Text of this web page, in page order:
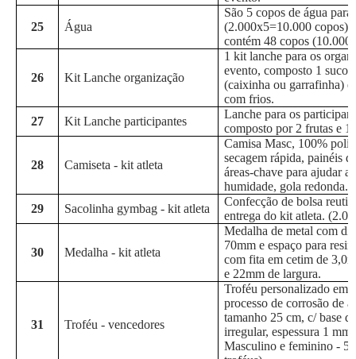
25 Água
São 5 copos de água para
(2.000x5=10.000 copos).
contém 48 copos
26 Kit Lanche organização
1 kit lanche para os
evento, composto 1 suco
(caixinha ou garrafinha) e
com frios.
27
Kit Lanche participantes
Lanche para os
composto por 2 frutas e 1
28 Camiseta - kit atleta
Camisa Masc, 100%
secagem rápida, painéis
áreas-chave para ajudar a
humidade, gola redonda.
29
Sacolinha gymbag - kit atleta
Confecção de bolsa
entrega do kit atleta.
30 Medalha - kit atleta
Medalha de metal com
70mm e espaço para
com fita em cetim de
e 22mm de largura.
31 Troféu - vencedores
Troféu personalizado em
processo de corrosão de
tamanho 25 cm, c/ base
irregular, espessura 1 mm
Masculino e feminino -